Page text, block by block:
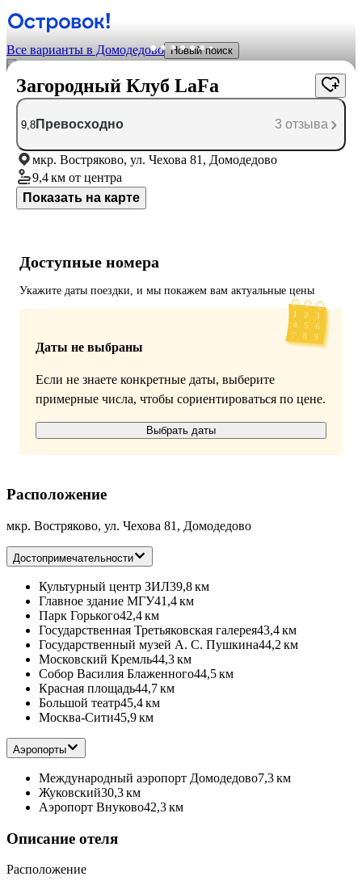
Все варианты в Домодедово Новый поиск
Загородный Клуб LaFa
9,8 Превосходно 3 отзыва
мкр. Востряково, ул. Чехова 81, Домодедово
9,4 км от центра
Показать на карте
Доступные номера
Укажите даты поездки, и мы покажем вам актуальные цены
Даты не выбраны
Если не знаете конкретные даты, выберите
примерные числа, чтобы сориентироваться по цене.
Выбрать даты
Расположение
мкр. Востряково, ул. Чехова 81, Домодедово
Достопримечательности
Культурный центр ЗИЛ39,8 км
Главное здание МГУ41,4 км
Парк Горького42,4 км
Государственная Третьяковская галерея43,4 км
Государственный музей А. С. Пушкина44,2 км
Московский Кремль44,3 км
Собор Василия Блаженного44,5 км
Красная площадь44,7 км
Большой театр45,4 км
Москва-Сити45,9 км
Аэропорты
Международный аэропорт Домодедово7,3 км
Жуковский30,3 км
Аэропорт Внуково42,3 км
Описание отеля
Расположение